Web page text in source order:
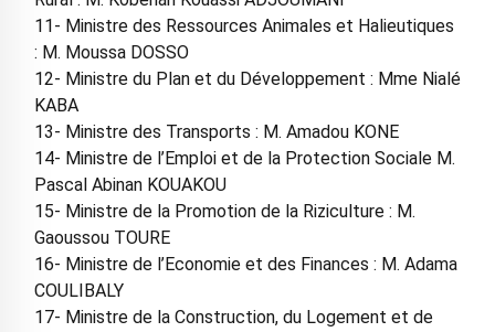
11- Ministre des Ressources Animales et Halieutiques
: M. Moussa DOSSO
12- Ministre du Plan et du Développement : Mme Nialé
KABA
13- Ministre des Transports : M. Amadou KONE
14- Ministre de l’Emploi et de la Protection Sociale M.
Pascal Abinan KOUAKOU
15- Ministre de la Promotion de la Riziculture : M.
Gaoussou TOURE
16- Ministre de l’Economie et des Finances : M. Adama
COULIBALY
17- Ministre de la Construction, du Logement et de